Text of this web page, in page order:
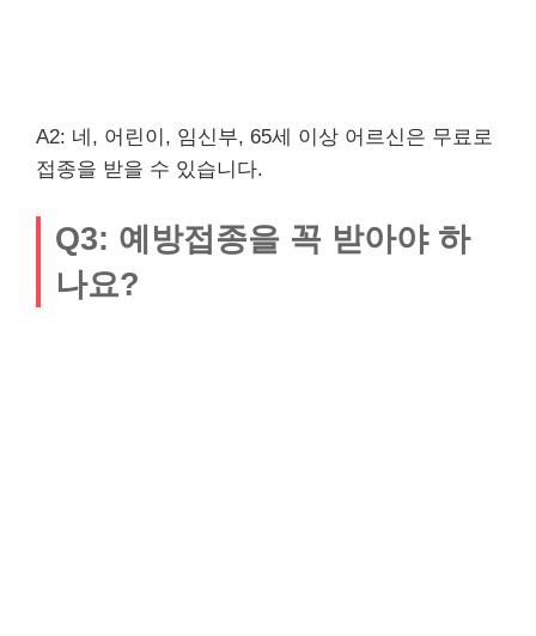
A2: 네, 어린이, 임신부, 65세 이상 어르신은 무료로
접종을 받을 수 있습니다.
Q3: 예방접종을 꼭 받아야 하
나요?